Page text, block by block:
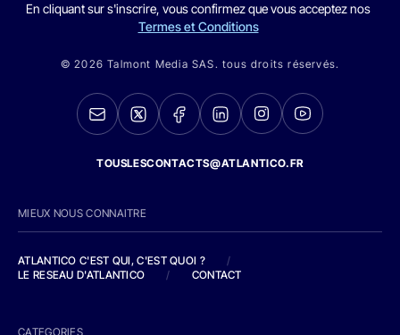
En cliquant sur s'inscrire, vous confirmez que vous acceptez nos
Termes et Conditions
© 2026 Talmont Media SAS. tous droits réservés.
TOUSLESCONTACTS@ATLANTICO.FR
MIEUX NOUS CONNAITRE
ATLANTICO C'EST QUI, C'EST QUOI ?
/
LE RESEAU D'ATLANTICO
/ CONTACT
CATEGORIES